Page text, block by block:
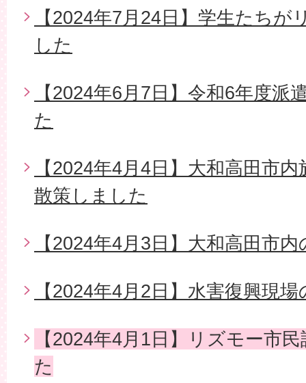
【2024年7月24日】学生たち
した
【2024年6月7日】令和6年度派
た
【2024年4月4日】大和高田市
散策しました
【2024年4月3日】大和高田市
【2024年4月2日】水害復興現
【2024年4月1日】リズモー市
た